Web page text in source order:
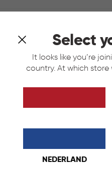
Select
It looks like you’re
country. At which store
NEDERLAND